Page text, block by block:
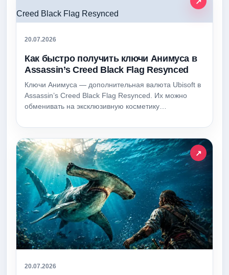
20.07.2026
Как быстро получить ключи Анимуса в
Assassin’s Creed Black Flag Resynced
Ключи Анимуса — дополнительная валюта Ubisoft в
Assassin’s Creed Black Flag Resynced. Их можно
обменивать на эксклюзивную косметику…
20.07.2026